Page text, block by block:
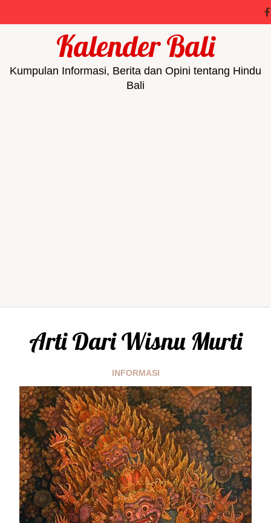
Kalender Bali
Kumpulan Informasi, Berita dan Opini tentang Hindu
Bali
Arti Dari Wisnu Murti
INFORMASI